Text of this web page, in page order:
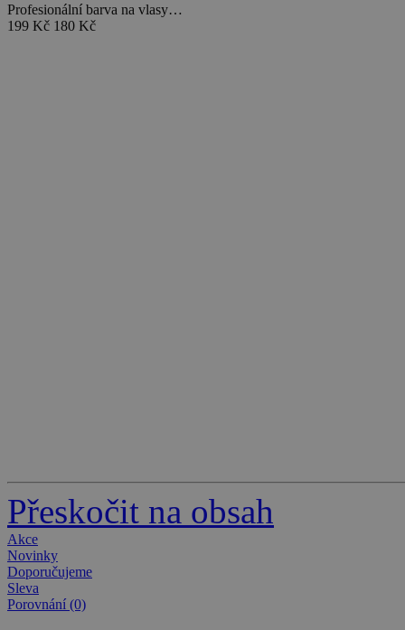
Profesionální barva na vlasy…
199 Kč 180 Kč
Přeskočit na obsah
Akce
Novinky
Doporučujeme
Sleva
Porovnání (0)